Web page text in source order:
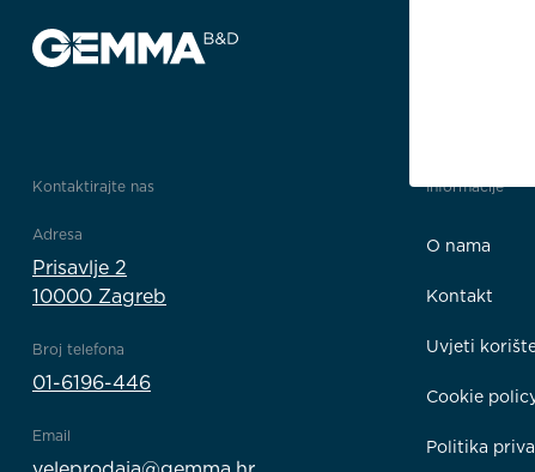
Kontaktirajte nas
Adresa
Prisavlje 2
10000 Zagreb
Broj telefona
01-6196-446
Email
Informacije
O nama
Kontakt
Uvjeti
Cookie
Politika